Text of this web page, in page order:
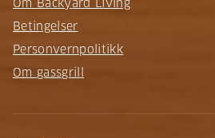
Om Backyard Living
Betingelser
Personvernpolitikk
Om gassgrill